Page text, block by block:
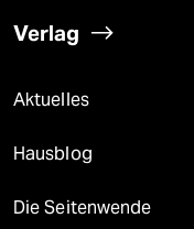
Verlag
Aktuelles
Hausblog
Die Seitenwende